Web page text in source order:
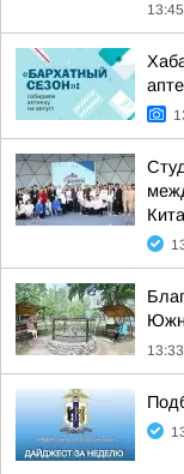
13:45
13:33